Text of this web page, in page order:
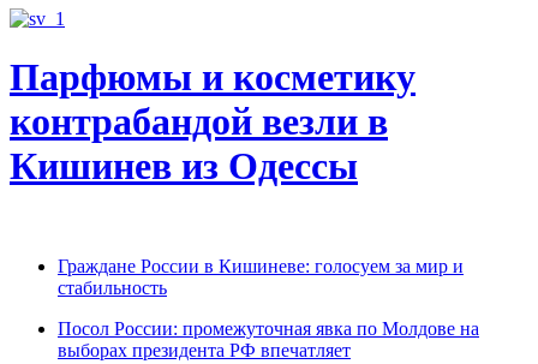
Парфюмы и косметику
контрабандой везли в
Кишинев из Одессы
Граждане России в Кишиневе: голосуем за мир и
стабильность
Посол России: промежуточная явка по Молдове на
выборах президента РФ впечатляет